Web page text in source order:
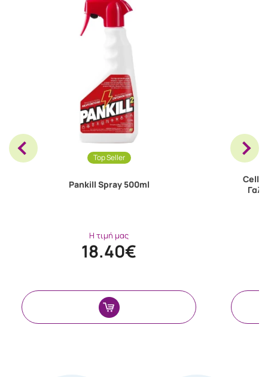
Top Seller
Pankill Spray 500ml
Η τιμή μας
18.40€